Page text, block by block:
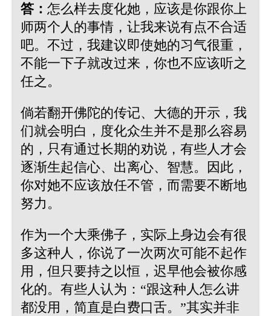
答： 怎么样去度化她，应该是你跟你上
师两个人的事情，让我来说有点不合适
吧。不过，我建议即使她的习气很重，
不能一下子就改过来，你也不应该听之
任之。
倘若翻开佛陀的传记、大德的开示，我
们就会明白，度化众生并不是那么容易
的，只有通过长期的劝说，有些人才会
逐渐生起信心、出离心、智慧。因此，
你对她不应该放任不管，而需要不断地
努力。
作为一个大乘佛子，实际上身边会有很
多这种人，你说了一次两次可能不起作
用，但只要持之以恒，迟早他会被你感
化的。有些人认为：“跟这种人怎么讲
都没用，简直是白费口舌。”其实并非